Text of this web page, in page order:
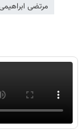
مرتضی